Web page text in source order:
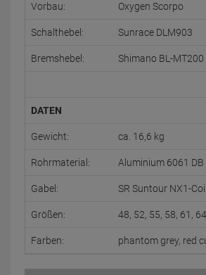
Vorbau: Oxygen Scorpo
Schalthebel: Sunrace DLM903
Bremshebel: Shimano BL-MT200
DATEN
Gewicht: ca. 16,6 kg
Rohrmaterial: Aluminium 6061 DB
Gabel: SR Suntour NX1-
Größen: 48, 52, 55, 58, 61, 64
Farben: phantom grey, red